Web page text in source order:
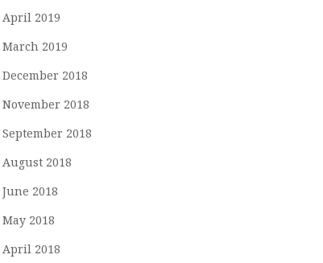
April 2019
March 2019
December 2018
November 2018
September 2018
August 2018
June 2018
May 2018
April 2018